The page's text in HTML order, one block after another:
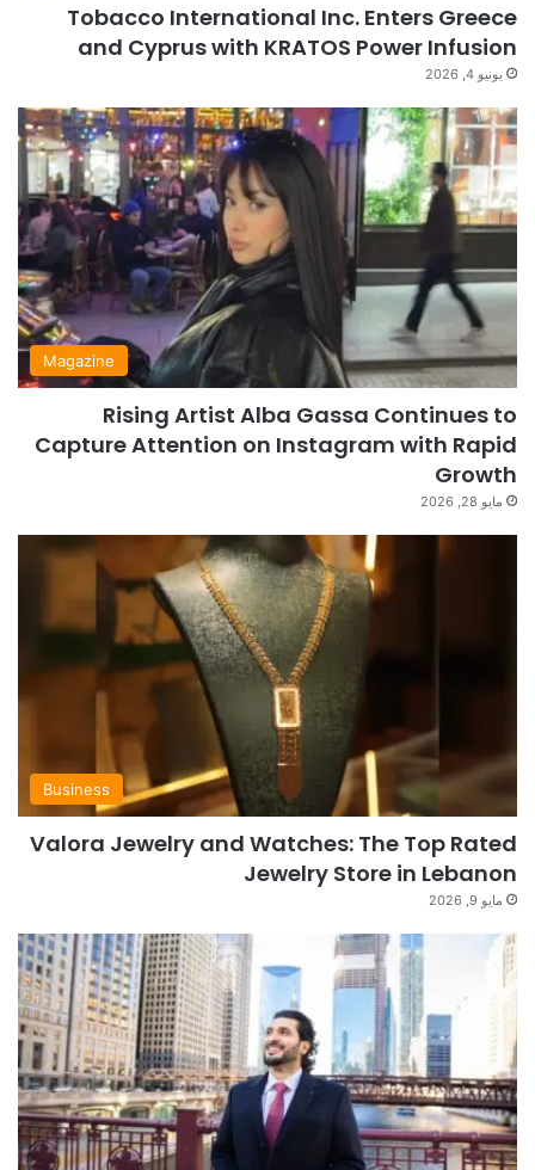
Tobacco International Inc. Enters Greece
and Cyprus with KRATOS Power Infusion
يونيو 4, 2026
Magazine
Rising Artist Alba Gassa Continues to
Capture Attention on Instagram with Rapid
Growth
مايو 28, 2026
Business
Valora Jewelry and Watches: The Top Rated
Jewelry Store in Lebanon
مايو 9, 2026